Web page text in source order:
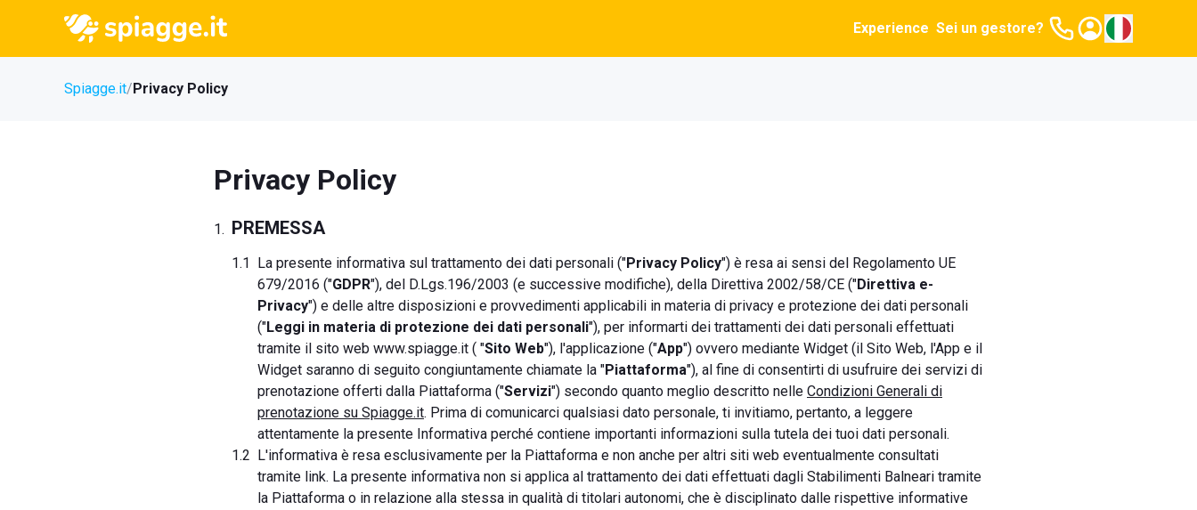
Experience Sei un gestore?
Spiagge.it Privacy Policy
Privacy Policy
PREMESSA
La presente informativa sul trattamento dei dati personali ("Privacy Policy") è resa ai sensi del Regolamento UE
679/2016 ("GDPR"), del D.Lgs.196/2003 (e successive modifiche), della Direttiva 2002/58/CE ("Direttiva e-
Privacy") e delle altre disposizioni e provvedimenti applicabili in materia di privacy e protezione dei dati personali
("Leggi in materia di protezione dei dati personali"), per informarti dei trattamenti dei dati personali effettuati
tramite il sito web www.spiagge.it ( "Sito Web"), l'applicazione ("App") ovvero mediante Widget (il Sito Web, l'App e il
Widget saranno di seguito congiuntamente chiamate la "Piattaforma"), al fine di consentirti di usufruire dei servizi di
prenotazione offerti dalla Piattaforma ("Servizi") secondo quanto meglio descritto nelle Condizioni Generali di
prenotazione su Spiagge.it. Prima di comunicarci qualsiasi dato personale, ti invitiamo, pertanto, a leggere
attentamente la presente Informativa perché contiene importanti informazioni sulla tutela dei tuoi dati personali.
L'informativa è resa esclusivamente per la Piattaforma e non anche per altri siti web eventualmente consultati
tramite link. La presente informativa non si applica al trattamento dei dati effettuati dagli Stabilimenti Balneari tramite
la Piattaforma o in relazione alla stessa in qualità di titolari autonomi, che è disciplinato dalle rispettive informative